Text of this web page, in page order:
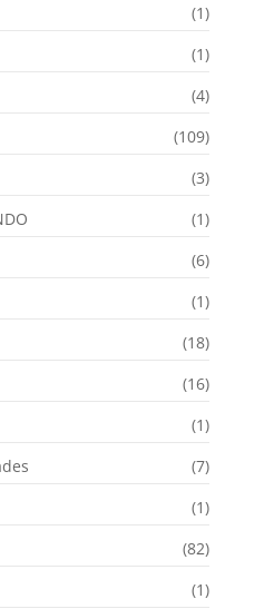
(1)
(1)
(4)
(109)
(3)
(1)
(6)
(1)
(18)
(16)
(1)
(7)
(1)
(82)
(1)